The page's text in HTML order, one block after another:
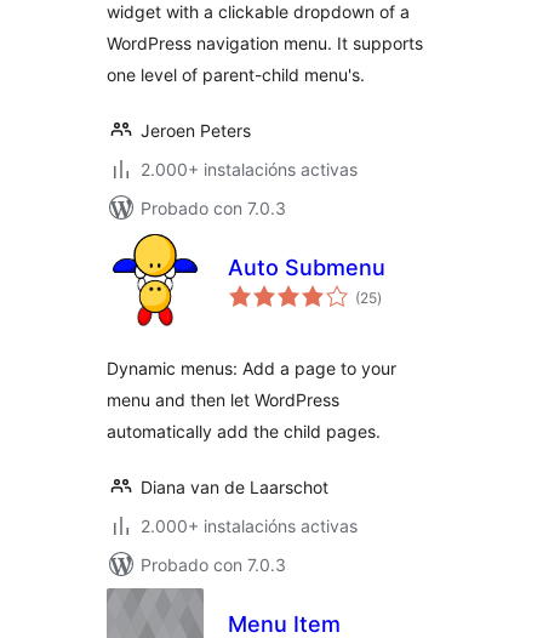
widget with a clickable dropdown of a
WordPress navigation menu. It supports
one level of parent-child menu's.
Jeroen Peters
2.000+ instalacións activas
Probado con 7.0.3
Auto Submenu
(25valoracións
totais
)
Dynamic menus: Add a page to your
menu and then let WordPress
automatically add the child pages.
Diana van de Laarschot
2.000+ instalacións activas
Probado con 7.0.3
Menu Item